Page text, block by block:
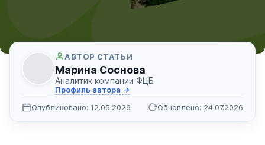
АВТОР СТАТЬИ
Марина Соснова
Аналитик компании ФЦБ
Профиль автора →
Опубликовано: 12.05.2026
Обновлено: 24.07.2026